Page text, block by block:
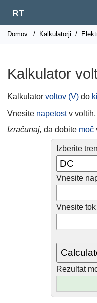
RT
Domov / Kalkulatorji /
Kalkulator
Kalkulator voltov (V) do
Vnesite napetostv voltih,
Izračunaj, da dobite moč
Izberite
Vnesite
Vnesite
Rezultat